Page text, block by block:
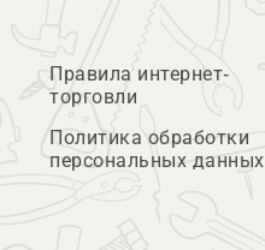
Правила интернет-
торговли
Политика обработки
персональных данных